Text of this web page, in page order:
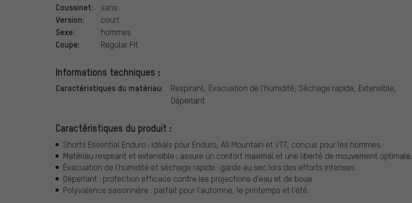
Coussinet: sans
Version: court
Sexe: hommes
Coupe: Regular Fit
Informations techniques :
Caractéristiques du matériau:
Respirant, Évacuation de l'humidité, Séchage rapide, Extensible,
Déperlant
Caractéristiques du produit :
Shorts Essential Enduro : idéals pour Enduro, All Mountain et VTT, conçus pour les hommes.
Matériau respirant et extensible : assure un confort maximal et une liberté de mouvement optimale.
Évacuation de l'humidité et séchage rapide : garde au sec lors des efforts intenses.
Déperlant : protection efficace contre les projections d'eau et de boue.
Polyvalence saisonnière : parfait pour l'automne, le printemps et l'été.